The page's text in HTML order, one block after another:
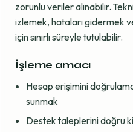
zorunlu veriler alınabilir.
izlemek, hataları gidermek
için sınırlı süreyle tutulabilir.
İşleme amacı
Hesap erişimini
sunmak
Destek taleplerini doğru